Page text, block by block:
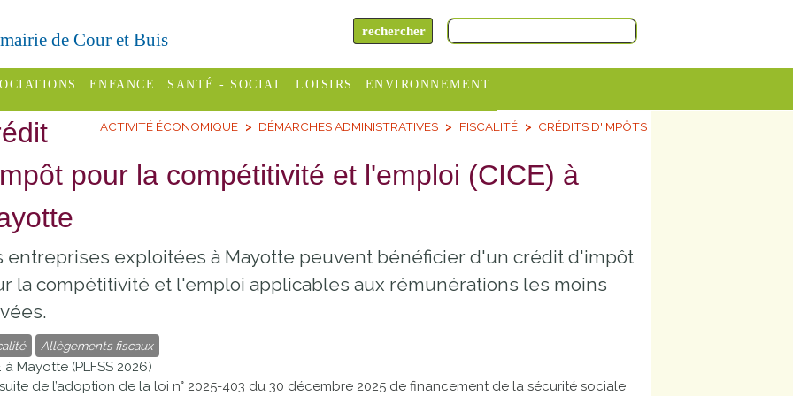
de Cour et Buis
des
Varèze
des
ENFANCE
Assistantes
Pôle petite
Etablissements
SANTÉ - SOCIAL
Centres
ADMR
Conseil
LOISIRS
Cinémas
d'activité
ENVIRONNEMENT
Horaires
Redevance
SITCOM
ACTIVITÉ ÉCONOMIQUE DÉMARCHES ADMINISTRATIVES FISCALITÉ CRÉDITS D'IMPÔTS
pour la compétitivité et l'emploi (CICE) à
entreprises exploitées à Mayotte peuvent bénéficier d'un crédit d'impôt
la compétitivité et l'emploi applicables aux rémunérations les moins
Allègements fiscaux
à Mayotte (PLFSS 2026)
de l’adoption de la loi n° 2025-403 du 30 décembre 2025 de financement de la sécurité sociale